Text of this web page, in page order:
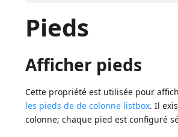
Pieds
Afficher pieds
Cette propriété est utilisée pour
les pieds de de colonne listbox. Il
colonne; chaque pied est configuré